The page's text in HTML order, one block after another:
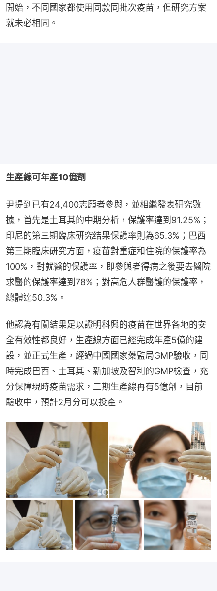
開始，不同國家都使用同款同批次疫苗，但研究方案
就未必相同。
生產線可年產10億劑
尹提到已有24,400志願者參與，並相繼發表研究數
據，首先是土耳其的中期分析，保護率達到91.25%；
印尼的第三期臨床研究结果保護率則為65.3%；巴西
第三期臨床研究方面，疫苗對重症和住院的保護率為
100%，對就醫的保護率，即參與者得病之後要去醫院
求醫的保護率達到78%；對高危人群醫護的保護率，
總體達50.3%。
他認為有關結果足以證明科興的疫苗在世界各地的安
全有效性都良好，生產線方面已經完成年產5億的建
設，並正式生產，經過中國國家藥監局GMP驗收，同
時完成巴西、土耳其、新加坡及智利的GMP檢查，充
分保障現時疫苗需求，二期生產線再有5億劑，目前
驗收中，預計2月分可以投產。